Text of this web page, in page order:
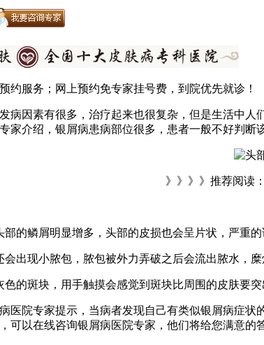
约服务；网上预约免专家挂号费，到院优先就诊！
病因素有很多，治疗起来也很复杂，但是生活中
家介绍，银屑病患病部位很多，患者一般不好判
》》》》推荐阅读：
的鳞屑明显增多，头部的皮损也会呈片状，严重
出现小脓包，脓包被外力弄破之后会流出脓水，糜
的斑块，用手触摸会感觉到斑块比周围的皮肤要
医院专家提示，当病者发现自己有类似银屑病症
可以在线咨询银屑病医院专家，他们将给您满意的